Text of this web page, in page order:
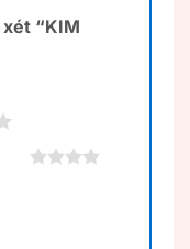
“KIM